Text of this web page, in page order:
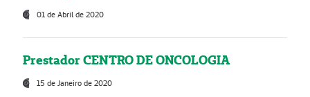
01 de Abril de 2020
Prestador CENTRO DE ONCOLOGIA
15 de Janeiro de 2020